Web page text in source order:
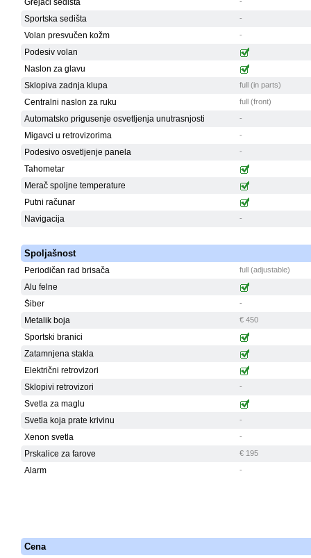
Grejači sedišta
Sportska sedišta -
Volan presvučen kožm -
Podesiv volan
Naslon za glavu
Sklopiva zadnja klupa
full (in parts)
Centralni naslon za ruku full (front)
Automatsko prigusenje osvetljenja unutrasnjosti -
Migavci u retrovizorima -
Podesivo osvetljenje panela -
Tahometar
Merač spoljne temperature
Putni računar
Navigacija
-
Spoljašnost
Periodičan rad brisača full (adjustable)
Alu felne
Šiber
-
Metalik boja € 450
Sportski branici
Zatamnjena stakla
Električni retrovizori
Sklopivi retrovizori
-
Svetla za maglu
Svetla koja prate krivinu
-
Xenon svetla -
Prskalice za farove € 195
Alarm -
Cena